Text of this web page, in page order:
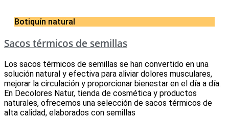
Botiquín natural
Sacos térmicos de semillas
Los sacos térmicos de semillas se han convertido en una
solución natural y efectiva para aliviar dolores musculares,
mejorar la circulación y proporcionar bienestar en el día a día.
En Decolores Natur, tienda de cosmética y productos
naturales, ofrecemos una selección de sacos térmicos de
alta calidad, elaborados con semillas